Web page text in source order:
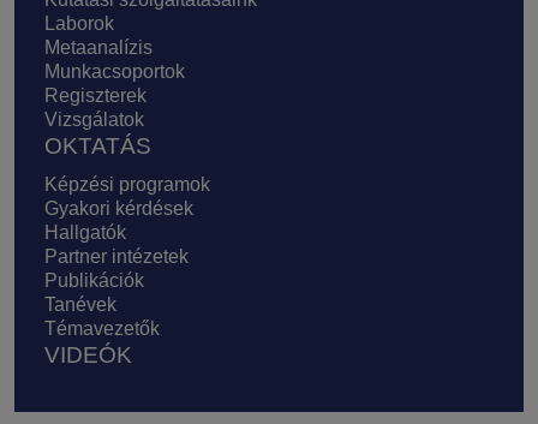
Laborok
Metaanalízis
Munkacsoportok
Regiszterek
Vizsgálatok
OKTATÁS
Képzési programok
Gyakori kérdések
Hallgatók
Partner intézetek
Publikációk
Tanévek
Témavezetők
VIDEÓK